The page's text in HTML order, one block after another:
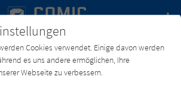
Forum Charts Newsletter
Cookies verwendet. Einige davon werden
es uns andere ermöglichen, Ihre
Webseite zu verbessern.